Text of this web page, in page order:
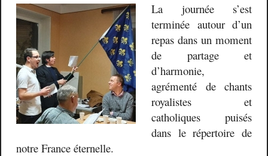
La journée s’est
terminée autour d’un
repas dans un moment
de partage et
d’harmonie,
agrémenté de chants
royalistes et
catholiques puisés
dans le répertoire de
notre France éternelle.